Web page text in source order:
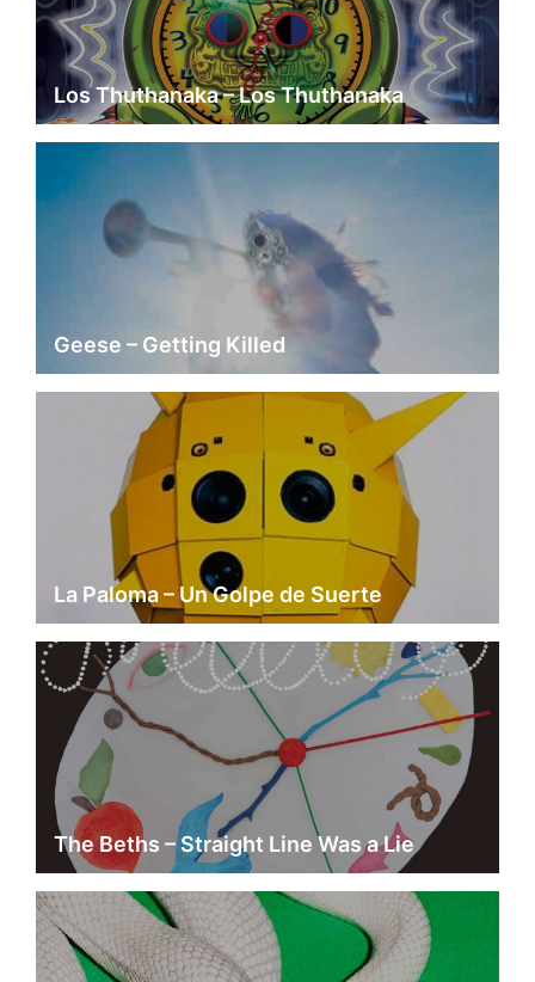
Los Thuthanaka – Los Thuthanaka
Geese – Getting Killed
La Paloma – Un Golpe de Suerte
The Beths – Straight Line Was a Lie